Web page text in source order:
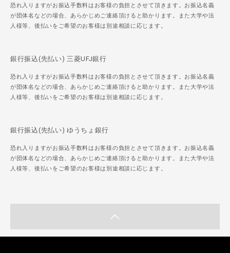
恐れ入りますがお振込手数料はお客様の負担とさせて頂きます。お振込名義
が団体名などの場合、あらかじめご連絡頂けると助かります。また大学や法
人様等、後払いをご希望のお客様は別途相談に応じます。
銀行振込(先払い) 三菱UFJ銀行
恐れ入りますがお振込手数料はお客様の負担とさせて頂きます。お振込名義
が団体名などの場合、あらかじめご連絡頂けると助かります。また大学や法
人様等、後払いをご希望のお客様は別途相談に応じます。
銀行振込(先払い) ゆうちょ銀行
恐れ入りますがお振込手数料はお客様の負担とさせて頂きます。お振込名義
が団体名などの場合、あらかじめご連絡頂けると助かります。また大学や法
人様等、後払いをご希望のお客様は別途相談に応じます。